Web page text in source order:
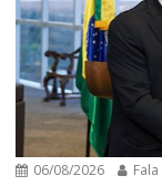
06/08/2026